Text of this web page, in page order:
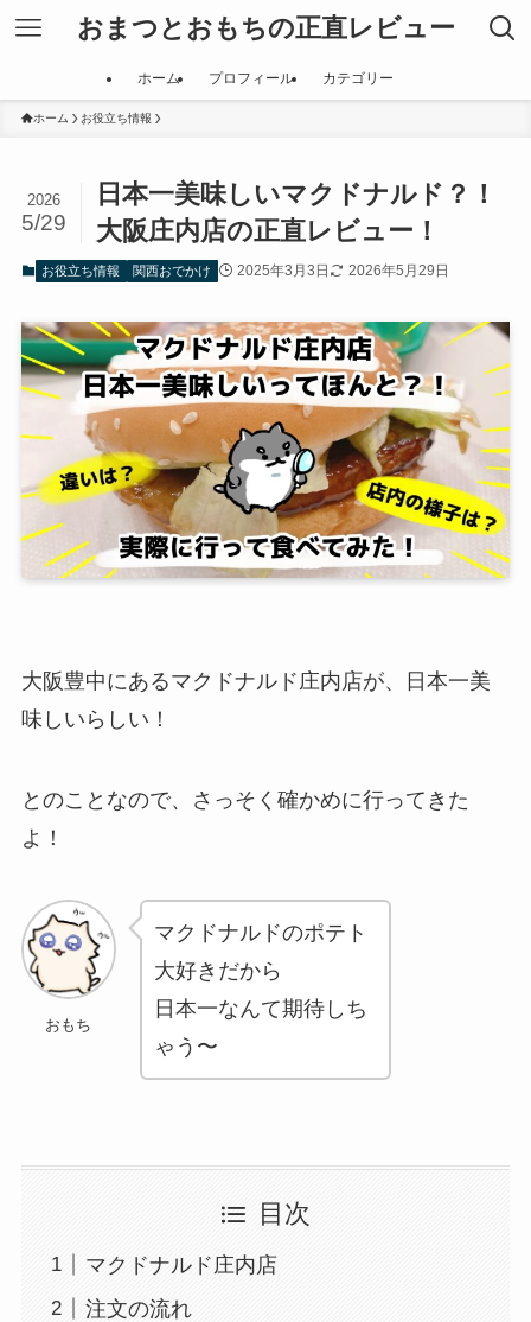
おまつとおもちの正直レビュー
ホーム プロフィール カテゴリー
ホーム お役立ち情報
日本一美味しいマクドナルド？！
大阪庄内店の正直レビュー！
2026
5/29
お役立ち情報 関西おでかけ 2025年3月3日 2026年5月29日
大阪豊中にあるマクドナルド庄内店が、日本一美
味しいらしい！
とのことなので、さっそく確かめに行ってきた
よ！
おもち
マクドナルドのポテト
大好きだから
日本一なんて期待しち
ゃう〜
目次
マクドナルド庄内店
注文の流れ